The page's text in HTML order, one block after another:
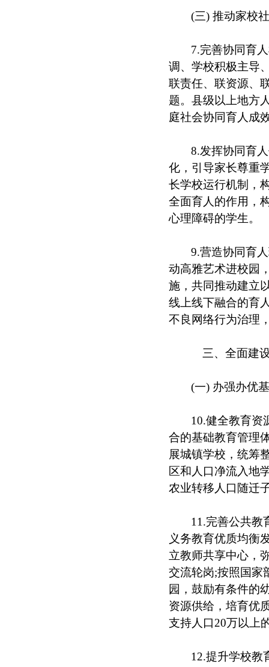
(三) 推动家校
7.完善协同育
调、学校积极主导
联责任、联资源、
题。县级以上地方
庭社会协同育人成
8.发挥协同育
化，引导家长尊重
长学校运行机制，
全面育人的作用，
心理障碍的学生。
9.营造协同育
动高雅艺术进校园
施，共同推动建立
线上线下融合的育
不良网络行为治理
三、全面建
(一) 办强办优
10.健全教育资
合的基础教育管理
展城镇学校，统筹
区和人口净流入地
农业转移人口随迁
11.完善公共教
义务教育优质均衡
立教师共享中心，
交流轮岗;按照国家
园，鼓励有条件的
资源供给，培育优
支持人口20万以上
12.提升学校教